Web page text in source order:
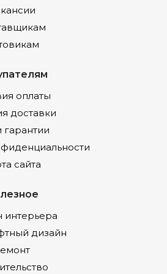
оплаты
доставки
сайта
интерьера
дизайн